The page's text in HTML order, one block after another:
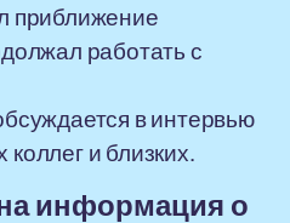
приближение
работать с
в интервью
и близких.
информация о